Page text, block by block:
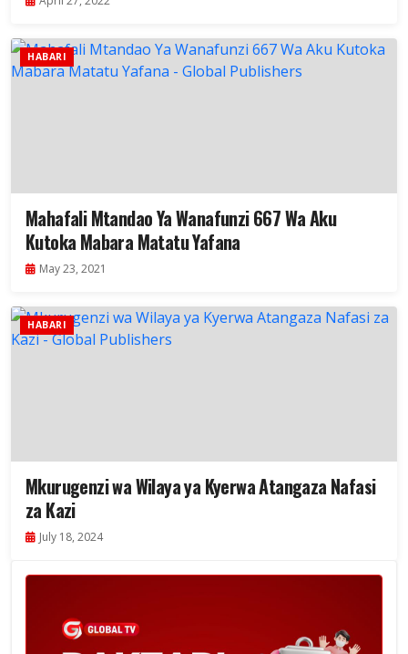
HABARI
Mahafali Mtandao Ya Wanafunzi 667 Wa Aku
Kutoka Mabara Matatu Yafana
May 23, 2021
HABARI
Mkurugenzi wa Wilaya ya Kyerwa Atangaza Nafasi
za Kazi
July 18, 2024